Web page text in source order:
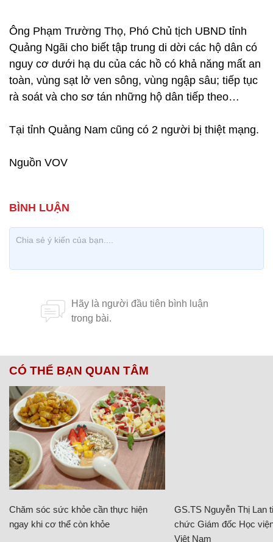
Ông Phạm Trường Thọ, Phó Chủ tịch UBND tỉnh
Quảng Ngãi cho biết tập trung di dời các hộ dân có
nguy cơ dưới hạ du của các hồ có khả năng mất an
toàn, vùng sạt lở ven sông, vùng ngập sâu; tiếp tục
rà soát và cho sơ tán những hộ dân tiếp theo…
Tại tỉnh Quảng Nam cũng có 2 người bị thiệt mạng.
Nguồn VOV
CÓ THỂ BẠN QUAN TÂM
Chăm sóc sức khỏe cần thực hiện
ngay khi cơ thể còn khỏe
GS.TS Nguyễn Thị Lan
chức Giám đốc Học
Việt Nam